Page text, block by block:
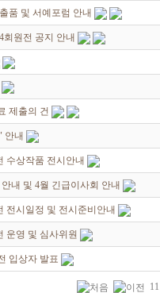
품 및 서예포럼 안내
회원전 공지 안내
제출의 건
안내
수상작품 전시안내
내 및 4월 긴급이사회 안내
전시일정 및 전시준비안내
운영 및 심사위원
입상자 발표
11